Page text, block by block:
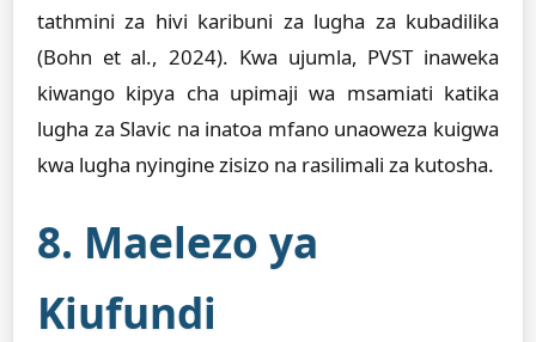
tathmini za hivi karibuni za lugha za kubadilika
(Bohn et al., 2024). Kwa ujumla, PVST inaweka
kiwango kipya cha upimaji wa msamiati katika
lugha za Slavic na inatoa mfano unaoweza kuigwa
kwa lugha nyingine zisizo na rasilimali za kutosha.
8. Maelezo ya
Kiufundi